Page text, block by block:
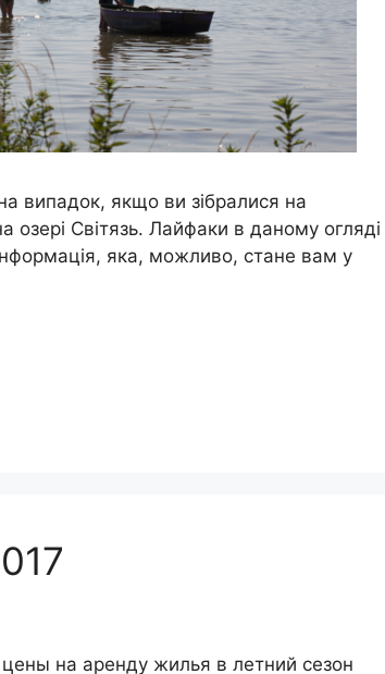
випадок, якщо ви зібралися на
Світязь. Лайфаки в даному огляді
яка, можливо, стане вам у
на аренду жилья в летний сезон